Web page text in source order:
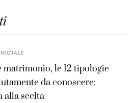
matrimonio, le 12 tipologie
da conoscere:
alla scelta